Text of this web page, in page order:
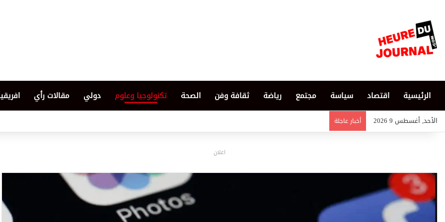
الرئيسية اقتصاد سياسة مجتمع رياضة ثقافة وفن الصحة تكنولوجيا وعلوم دولي مقالات رأي
الأحد, أغسطس 9 2026 أخبار عاجلة
اعلان